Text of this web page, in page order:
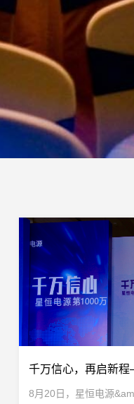
8月20日，星恒电源